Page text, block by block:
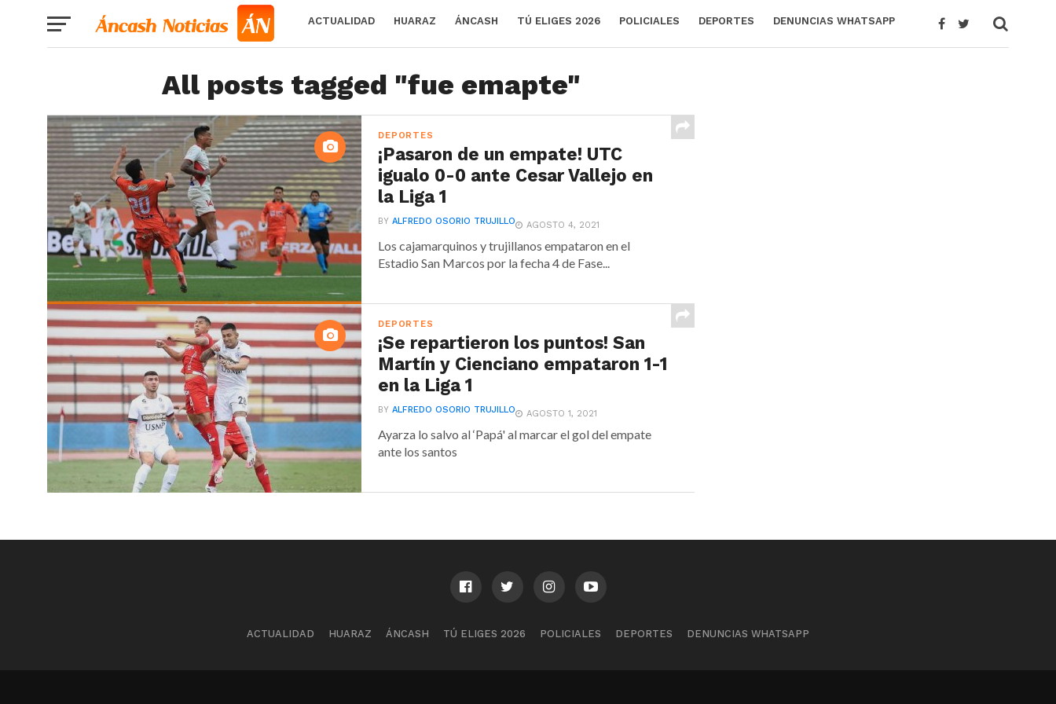
ACTUALIDAD HUARAZ ÁNCASH TÚ ELIGES 2026 POLICIALES DEPORTES DENUNCIAS WHATSAPP
All posts tagged "fue emapte"
DEPORTES
¡Pasaron de un empate! UTC
igualo 0-0 ante Cesar Vallejo en
la Liga 1
BYALFREDO OSORIO TRUJILLO AGOSTO 4, 2021
Los cajamarquinos y trujillanos empataron en el
Estadio San Marcos por la fecha 4 de Fase...
DEPORTES
¡Se repartieron los puntos! San
Martín y Cienciano empataron 1-1
en la Liga 1
BYALFREDO OSORIO TRUJILLO AGOSTO 1, 2021
Ayarza lo salvo al ‘Papá' al marcar el gol del empate
ante los santos
ACTUALIDAD HUARAZ ÁNCASH TÚ ELIGES 2026 POLICIALES DEPORTES DENUNCIAS WHATSAPP